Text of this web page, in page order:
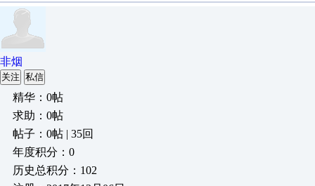
非烟
关注 私信
精华：0帖
求助：0帖
帖子：0帖 | 35回
年度积分：0
历史总积分：102